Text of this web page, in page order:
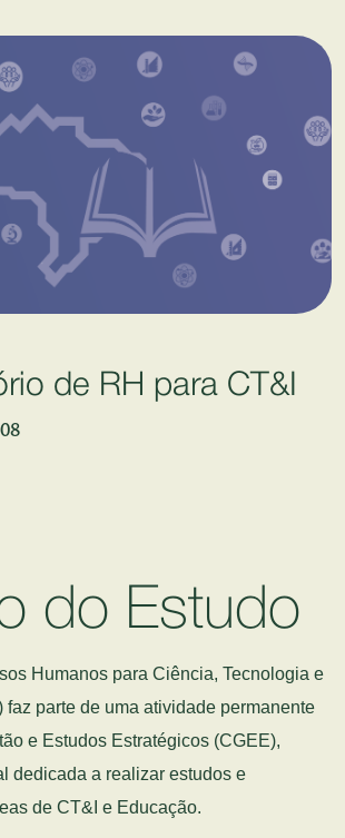
de RH para CT&I
do Estudo
Humanos para Ciência, Tecnologia e
faz parte de uma atividade permanente
e Estudos Estratégicos (CGEE),
dedicada a realizar estudos e
de CT&I e Educação.